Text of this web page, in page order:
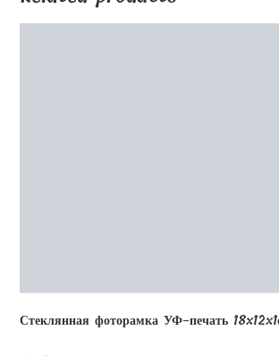
Select options